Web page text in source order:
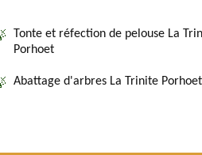
Tonte et réfection de pelouse La
Porhoet
Abattage d'arbres La Trinite Porhoet